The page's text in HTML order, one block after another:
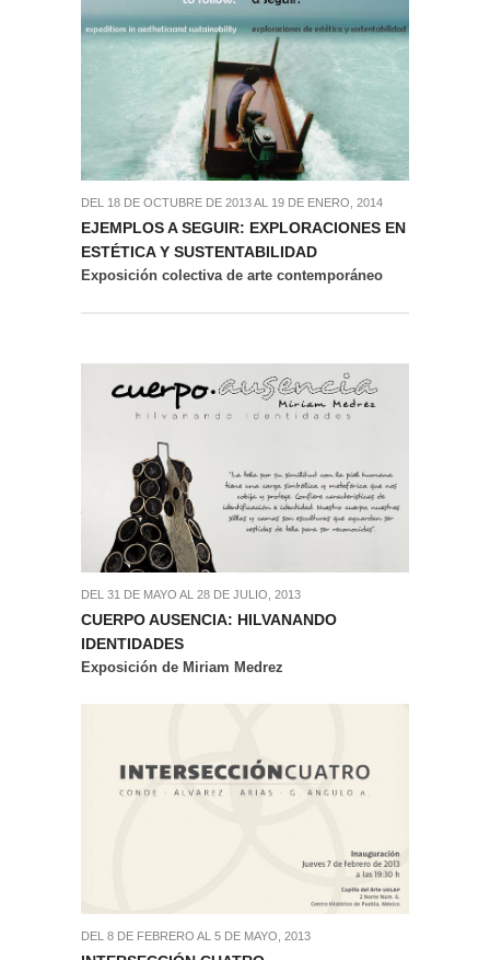
DEL 18 DE OCTUBRE DE 2013 AL 19 DE ENERO, 2014
EJEMPLOS A SEGUIR: EXPLORACIONES EN
ESTÉTICA Y SUSTENTABILIDAD
Exposición colectiva de arte contemporáneo
DEL 31 DE MAYO AL 28 DE JULIO, 2013
CUERPO AUSENCIA: HILVANANDO
IDENTIDADES
Exposición de Miriam Medrez
DEL 8 DE FEBRERO AL 5 DE MAYO, 2013